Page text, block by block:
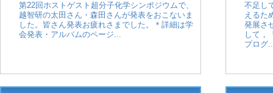
第22回ホストゲスト超分子化学シンポジウムで、
越智研の太田さん・森田さんが発表をおこないま
した。皆さん発表お疲れさまでした。＊詳細は学
会発表・アルバムのページ...
不足し
えるた
発展さ
して，
プログ